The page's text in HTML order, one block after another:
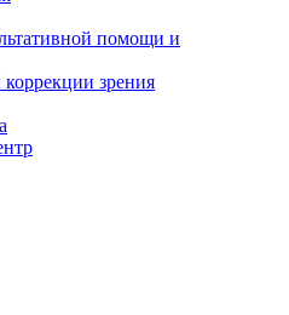
помощи и
зрения